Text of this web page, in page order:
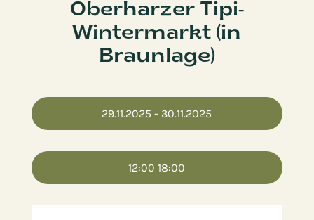
Oberharzer Tipi-
Wintermarkt (in
Braunlage)
29.11.2025 - 30.11.2025
12:00 18:00